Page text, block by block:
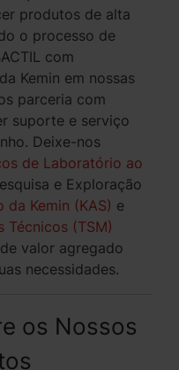
produtos de alta
o processo de
com
Kemin em nossas
parceria com
suporte e serviço
Deixe-nos
de Laboratório ao
e Exploração
Kemin (KAS) e
Técnicos (TSM)
valor agregado
necessidades.
os Nossos